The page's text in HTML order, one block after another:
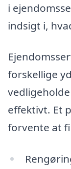
i
indsigt i,
forskellige
effektivt. Et
forvente at